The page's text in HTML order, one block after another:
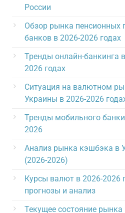
России
Обзор рынка пенсионных
банков в 2026-2026 годах
Тренды онлайн-банкинга
2026 годах
Ситуация на валютном
Украины в 2026-2026
Тренды мобильного
2026
Анализ рынка кэшбэка в
(2026-2026)
Курсы валют в 2026-2026
прогнозы и анализ
Текущее состояние рынка